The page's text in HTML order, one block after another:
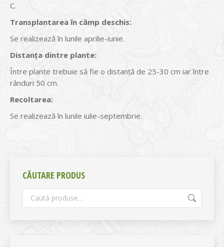
C.
Transplantarea în câmp deschis:
Se realizează în lunile aprilie-iunie.
Distanţa dintre plante:
Între plante trebuie să fie o distanţă de 25-30 cm iar între
rânduri 50 cm.
Recoltarea:
Se realizează în lunile iulie-septembrie.
CĂUTARE PRODUS